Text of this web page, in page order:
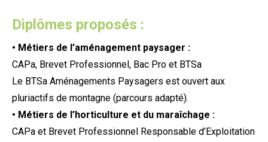
Diplômes proposés :
• Métiers de l’aménagement paysager :
CAPa, Brevet Professionnel, Bac Pro et BTSa
Le BTSa Aménagements Paysagers est ouvert aux
pluriactifs de montagne (parcours adapté).
• Métiers de l’horticulture et du maraîchage :
CAPa et Brevet Professionnel Responsable d’Exploitation